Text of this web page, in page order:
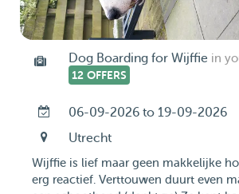
Dog Boarding for Wijffie in
12 OFFERS
06-09-2026 to 19-09-2026
Utrecht
Wijffie is lief maar geen makkelijke
erg reactief. Verttouwen duurt even